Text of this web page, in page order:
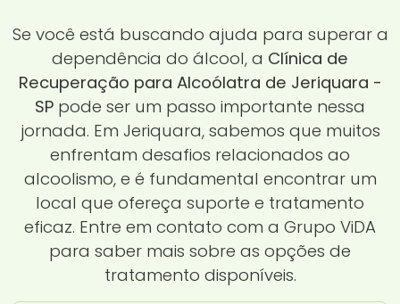
Se você está buscando ajuda para superar a
dependência do álcool, a Clínica de
Recuperação para Alcoólatra de Jeriquara -
SP pode ser um passo importante nessa
jornada. Em Jeriquara, sabemos que muitos
enfrentam desafios relacionados ao
alcoolismo, e é fundamental encontrar um
local que ofereça suporte e tratamento
eficaz. Entre em contato com a Grupo ViDA
para saber mais sobre as opções de
tratamento disponíveis.